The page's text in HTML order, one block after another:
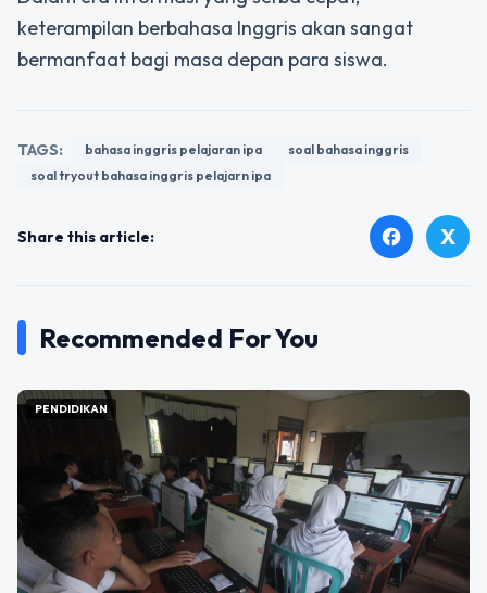
keterampilan berbahasa Inggris akan sangat
bermanfaat bagi masa depan para siswa.
TAGS: bahasa inggris pelajaran ipa
soal bahasa inggris
soal tryout bahasa inggris pelajarn ipa
Share this article: facebook X
Recommended For You
PENDIDIKAN